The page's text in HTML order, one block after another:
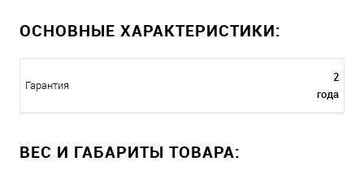
ОСНОВНЫЕ ХАРАКТЕРИСТИКИ:
Гарантия
2
года
ВЕС И ГАБАРИТЫ ТОВАРА: